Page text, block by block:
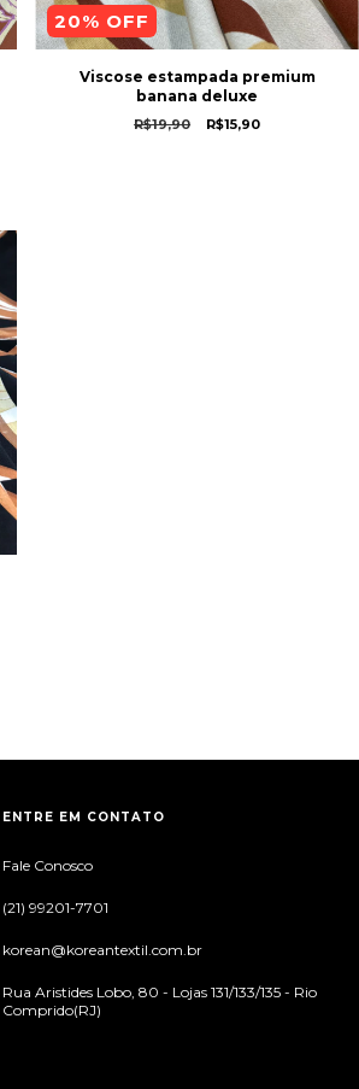
20% OFF
Viscose estampada premium
banana deluxe
R$19,90 R$15,90
ENTRE EM CONTATO
Fale Conosco
(21) 99201-7701
korean@koreantextil.com.br
Rua Aristides Lobo, 80 - Lojas 131/133/135 - Rio
Comprido(RJ)